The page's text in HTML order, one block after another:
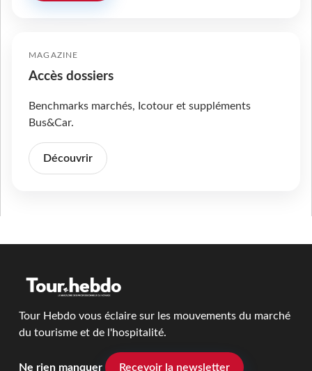
MAGAZINE
Accès dossiers
Benchmarks marchés, Icotour et suppléments
Bus&Car.
Découvrir
Tour Hebdo vous éclaire sur les mouvements du marché
du tourisme et de l'hospitalité.
Ne rien manquer Recevoir la newsletter